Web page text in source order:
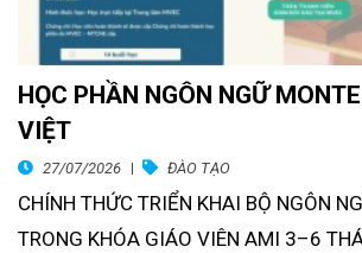
HỌC PHẦN NGÔN NGỮ
VIỆT
27/07/2026 ĐÀO TẠO
CHÍNH THỨC TRIỂN KHAI BỘ NGÔN
TRONG KHÓA GIÁO VIÊN AMI 3–6